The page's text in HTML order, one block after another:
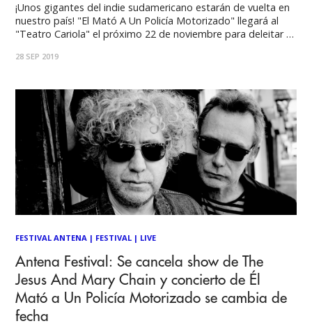
¡Unos gigantes del indie sudamericano estarán de vuelta en
nuestro país! "El Mató A Un Policía Motorizado" llegará al
"Teatro Cariola" el próximo 22 de noviembre para deleitar a
jornada también contará con la actuación de los trasandinos
28 SEP 2019
FESTIVAL ANTENA | FESTIVAL | LIVE
Antena Festival: Se cancela show de The
Jesus And Mary Chain y concierto de Él
Mató a Un Policía Motorizado se cambia de
fecha